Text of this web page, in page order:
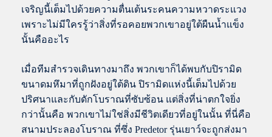
เจริญนี้เต็มไปด้วยความตื่นเต้นระคนความหวาดระแวง
เพราะไม่มีใครรู้ว่าสิ่งที่รอคอยพวกเขาอยู่ใต้ผืนน้ำแข็ง
นั้นคืออะไร
เมื่อทีมสำรวจเดินทางมาถึง พวกเขาก็ได้พบกับปิรามิด
ขนาดมหึมาที่ถูกฝังอยู่ใต้ดิน ปิรามิดแห่งนี้เต็มไปด้วย
ปริศนาและกับดักโบราณที่ซับซ้อน แต่สิ่งที่น่าตกใจยิ่ง
กว่านั้นคือ พวกเขาไม่ใช่สิ่งมีชีวิตเดียวที่อยู่ในนั้น ที่นี่คือ
สนามประลองโบราณ ที่ซึ่ง Predetor รุ่นเยาว์จะถูกส่งมา